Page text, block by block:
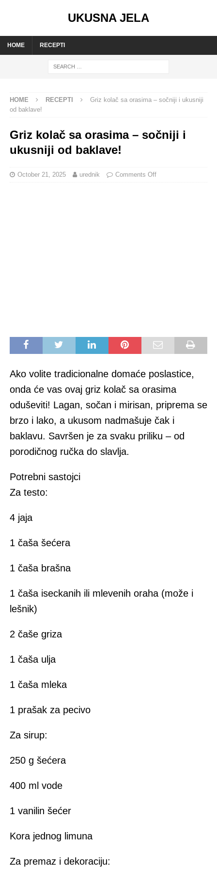
UKUSNA JELA
HOME RECEPTI
HOME RECEPTI
Griz kolač sa orasima – sočniji i ukusniji
od baklave!
Griz kolač sa orasima – sočniji i
ukusniji od baklave!
October 21, 2025 urednik Comments Off
Ako volite tradicionalne domaće poslastice,
onda će vas ovaj griz kolač sa orasima
oduševiti! Lagan, sočan i mirisan, priprema se
brzo i lako, a ukusom nadmašuje čak i
baklavu. Savršen je za svaku priliku – od
porodičnog ručka do slavlja.
Potrebni sastojci
Za testo:
4 jaja
1 čaša šećera
1 čaša brašna
1 čaša iseckanih ili mlevenih oraha (može i
lešnik)
2 čaše griza
1 čaša ulja
1 čaša mleka
1 prašak za pecivo
Za sirup:
250 g šećera
400 ml vode
1 vanilin šećer
Kora jednog limuna
Za premaz i dekoraciju: